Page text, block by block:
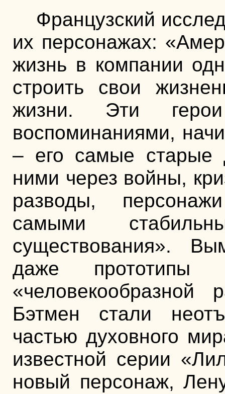
Французский
их персонажах:
жизнь в компании
строить свои
жизни. Эти
воспоминаниями,
– его самые старые
ними через войны,
разводы,
самыми
существования».
даже прототипы
Бэтмен стали
частью духовного
известной серии
новый персонаж,